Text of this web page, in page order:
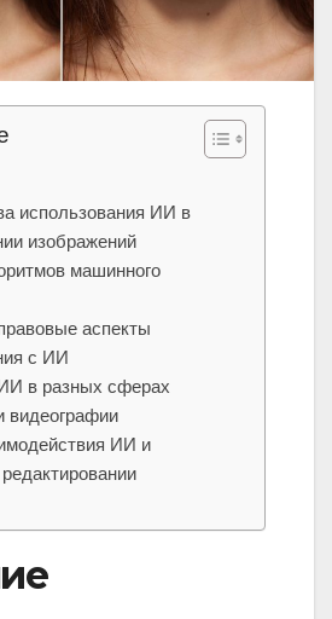
использования ИИ в
изображений
машинного
аспекты
с ИИ
в разных сферах
видеографии
ИИ и